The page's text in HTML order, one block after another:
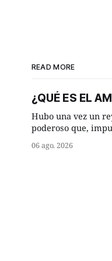
READ MORE
¿QUÉ ES EL
Hubo una vez un
poderoso que,
hizo una
06 ago. 2026